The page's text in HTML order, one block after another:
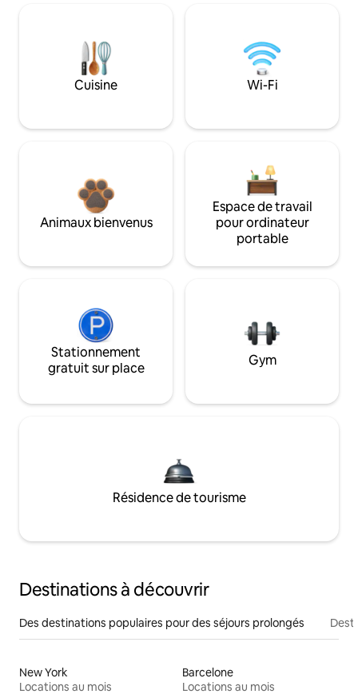
Cuisine Wi-Fi
Animaux bienvenus
Espace de travail
pour ordinateur
portable
Stationnement
gratuit sur place
Gym
Résidence de tourisme
Destinations à découvrir
Des destinations populaires pour des séjours prolongés
New York
Locations au mois
Barcelone
Locations au mois